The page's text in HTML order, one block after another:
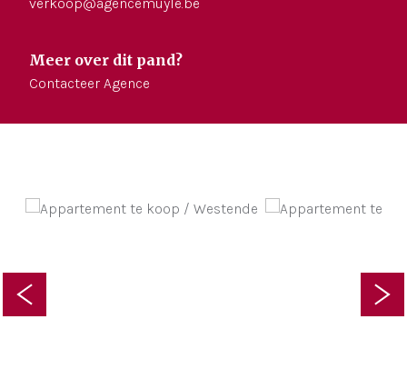
Meer over dit pand?
Contacteer Agence